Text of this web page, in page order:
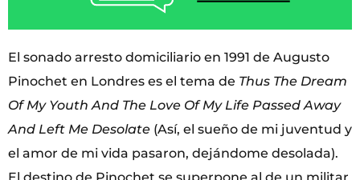
El sonado arresto domiciliario en 1991 de Augusto
Pinochet en Londres es el tema de Thus The Dream
Of My Youth And The Love Of My Life Passed Away
And Left Me Desolate (Así, el sueño de mi juventud y
el amor de mi vida pasaron, dejándome desolada).
El destino de Pinochet se superpone al de un militar